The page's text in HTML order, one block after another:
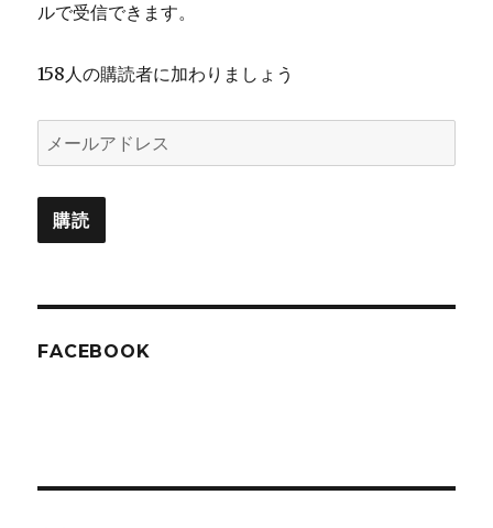
ルで受信できます。
158人の購読者に加わりましょう
ー
ル
ア購読
FACEBOOK